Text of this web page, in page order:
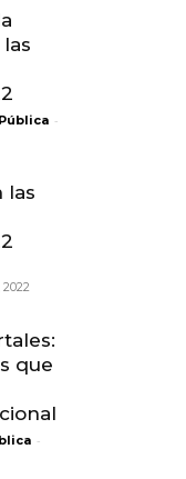
-
las
2022
que
-